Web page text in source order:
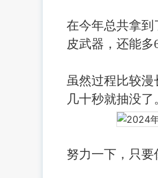
在今年总共拿到
皮武器，还能多
虽然过程比较漫
几十秒就抽没了
努力一下，只